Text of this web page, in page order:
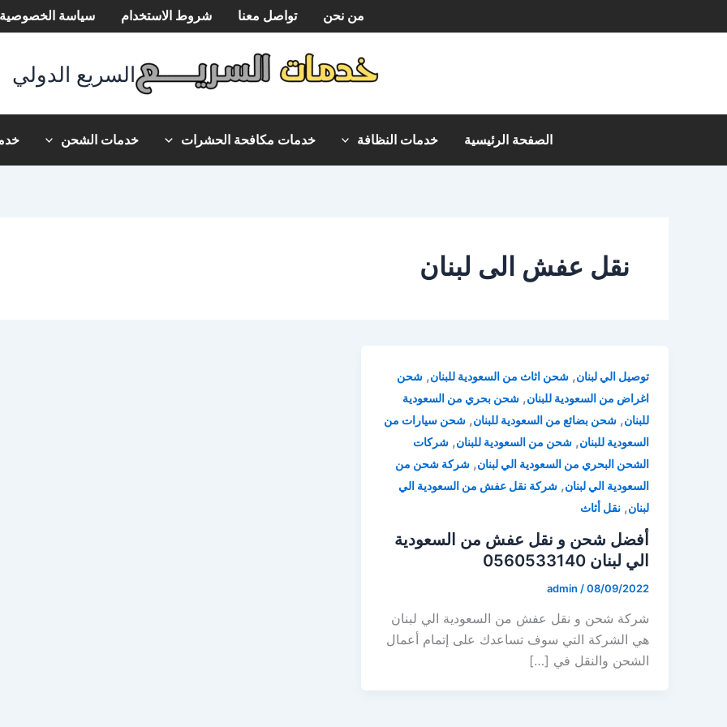
إلى
من نحن تواصل معنا شروط الاستخدام سياسة الخصوصية
السريع الدولي
الصفحة الرئيسية خدمات النظافة خدمات مكافحة الحشرات خدمات الشحن
نقل عفش الى لبنان
توصيل الي لبنان, شحن اثاث من السعودية للبنان, شحن
اغراض من السعودية للبنان, شحن بحري من السعودية
للبنان, شحن بضائع من السعودية للبنان, شحن سيارات من
السعودية للبنان, شحن من السعودية للبنان, شركات
الشحن البحري من السعودية الي لبنان, شركة شحن من
السعودية الي لبنان, شركة نقل عفش من السعودية الي
لبنان, نقل أثاث
أفضل شحن و نقل عفش من السعودية
الي لبنان 0560533140
admin /08/09/2022
شركة شحن و نقل عفش من السعودية الي لبنان
هي الشركة التي سوف تساعدك على إتمام أعمال
الشحن والنقل في […]